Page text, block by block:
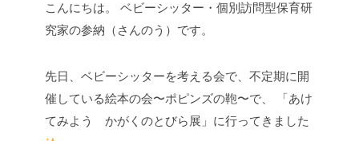
こんにちは。
ベビーシッター・個別訪問型保育研
究家の参納（さんのう）です。
先日、ベビーシッターを考える会で、不定期に開
催している絵本の会〜ポピンズの鞄〜で、
「あけ
てみよう かがくのとびら展」に行ってきました